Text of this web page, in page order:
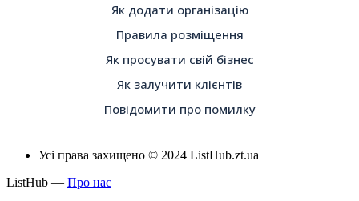
Як додати організацію
Правила розміщення
Як просувати свій бізнес
Як залучити клієнтів
Повідомити про помилку
Усі права захищено © 2024 ListHub.zt.ua
ListHub — Про нас